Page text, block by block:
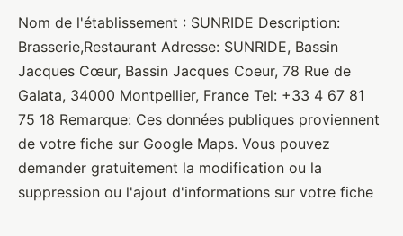
SUNRIDE
Brasseurs •10 janvier 2022•1 min de lecture
Nom de l'établissement : SUNRIDE Description:
Brasserie,Restaurant Adresse: SUNRIDE, Bassin
Jacques Cœur, Bassin Jacques Coeur, 78 Rue de
Galata, 34000 Montpellier, France Tel: +33 4 67 81
75 18 Remarque: Ces données publiques proviennent
de votre fiche sur Google Maps. Vous pouvez
demander gratuitement la modification ou la
suppression ou l'ajout d'informations sur votre fiche